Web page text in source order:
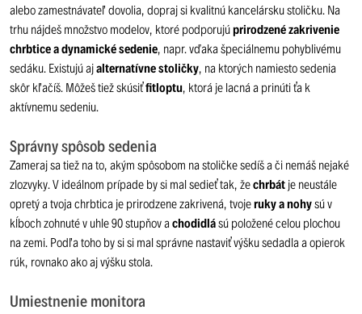
alebo zamestnávateľ dovolia, dopraj si kvalitnú kancelársku stoličku. Na
trhu nájdeš množstvo modelov, ktoré podporujúprirodzené zakrivenie
chrbtice a dynamické sedenie , napr. vďaka špeciálnemu pohyblivému
sedáku. Existujú ajalternatívne stoličky , na ktorých namiesto sedenia
skôr kľačíš. Môžeš tiež skúsiťfitloptu , ktorá je lacná a prinúti ťa k
aktívnemu sedeniu.
Správny spôsob sedenia
Zameraj sa tiež na to, akým spôsobom na stoličke sedíš a či nemáš nejaké
zlozvyky. V ideálnom prípade by si mal sedieť tak, žechrbát je neustále
opretý a tvoja chrbtica je prirodzene zakrivená, tvojeruky a nohysú v
kĺboch zohnuté v uhle 90 stupňov a chodidlású položené celou plochou
na zemi. Podľa toho by si si mal správne nastaviť výšku sedadla a opierok
rúk, rovnako ako aj výšku stola.
Umiestnenie monitora